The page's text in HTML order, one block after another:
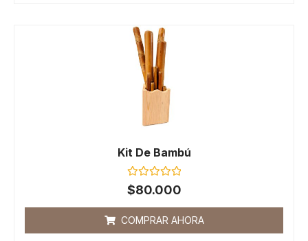
Kit De Bambú
Valorado
con
de
5
$80.000
COMPRAR AHORA